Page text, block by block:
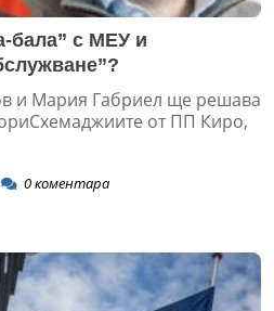
бала” с МЕУ и
и Мария Габриел ще решава
от ПП Киро,
0коментара